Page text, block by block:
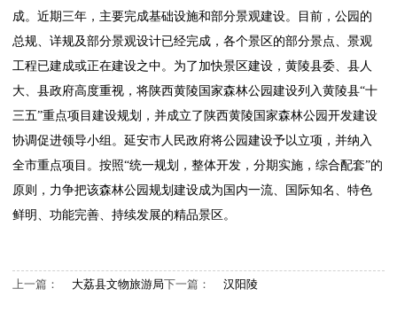
成。近期三年，主要完成基础设施和部分景观建设。目前，公园的
总规、详规及部分景观设计已经完成，各个景区的部分景点、景观
工程已建成或正在建设之中。为了加快景区建设，黄陵县委、县人
大、县政府高度重视，将陕西黄陵国家森林公园建设列入黄陵县“十
三五”重点项目建设规划，并成立了陕西黄陵国家森林公园开发建设
协调促进领导小组。延安市人民政府将公园建设予以立项，并纳入
全市重点项目。按照“统一规划，整体开发，分期实施，综合配套”的
原则，力争把该森林公园规划建设成为国内一流、国际知名、特色
鲜明、功能完善、持续发展的精品景区。
上一篇： 大荔县文物旅游局下一篇： 汉阳陵